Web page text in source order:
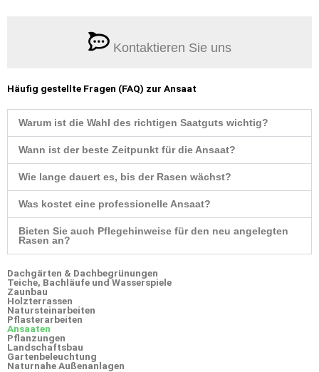
Kontaktieren Sie uns
Häufig gestellte Fragen (FAQ) zur Ansaat
Warum ist die Wahl des richtigen Saatguts wichtig?
Wann ist der beste Zeitpunkt für die Ansaat?
Wie lange dauert es, bis der Rasen wächst?
Was kostet eine professionelle Ansaat?
Bieten Sie auch Pflegehinweise für den neu angelegten
Rasen an?
Dachgärten & Dachbegrünungen
Teiche, Bachläufe und Wasserspiele
Zaunbau
Holzterrassen
Natursteinarbeiten
Pflasterarbeiten
Ansaaten
Pflanzungen
Landschaftsbau
Gartenbeleuchtung
Naturnahe Außenanlagen